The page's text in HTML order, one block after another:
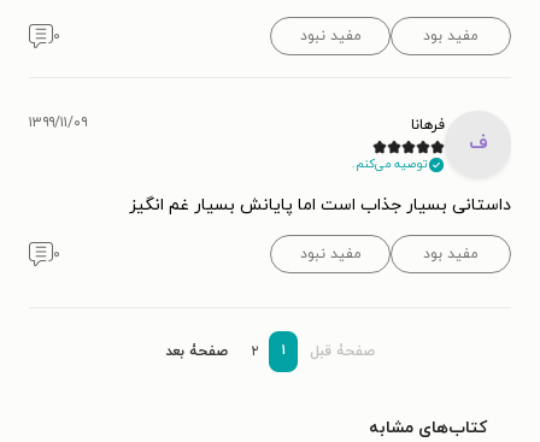
مفید بود مفید نبود ۰
ف
فرهانا
توصیه می‌کنم.
۱۳۹۹/۱۱/۰۹
داستانی بسیار جذاب است اما پایانش بسیار غم انگیز
مفید بود مفید نبود ۰
صفحۀ قبل ۱ ۲ صفحۀ بعد
کتاب‌های مشابه